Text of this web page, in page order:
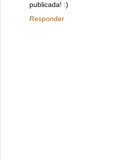
publicada! :)
Responder